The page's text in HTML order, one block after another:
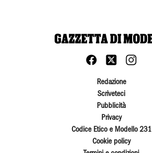
Redazione
Scriveteci
Pubblicità
Privacy
Codice Etico e Modello 231
Cookie policy